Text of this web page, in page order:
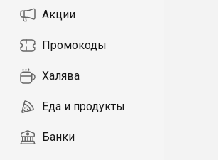
Акции
Промокоды
Халява
Еда и продукты
Банки